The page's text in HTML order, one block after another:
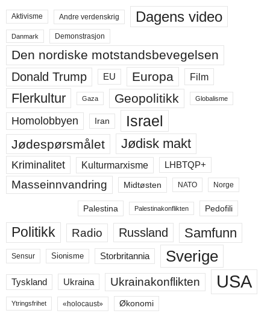
Aktivisme Andre verdenskrig Dagens video
Danmark Demonstrasjon
Den nordiske motstandsbevegelsen
Donald Trump EU Europa Film
Flerkultur Gaza Geopolitikk Globalisme
Homolobbyen Iran Israel
Jødespørsmålet Jødisk makt
Kriminalitet Kulturmarxisme LHBTQP+
Masseinnvandring Midtøsten NATO Norge
Palestina Palestinakonflikten Pedofili
Politikk Radio Russland Samfunn
Sensur Sionisme Storbritannia Sverige
Tyskland Ukraina Ukrainakonflikten USA
Ytringsfrihet «holocaust» Økonomi